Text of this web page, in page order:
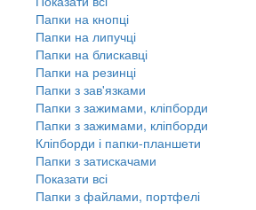
Папки на кнопці
Папки на липучці
Папки на блискавці
Папки на резинці
Папки з зав'язками
Папки з зажимами, кліпборди
Папки з зажимами, кліпборди
Кліпборди і папки-планшети
Папки з затискачами
Показати всі
Папки з файлами, портфелі